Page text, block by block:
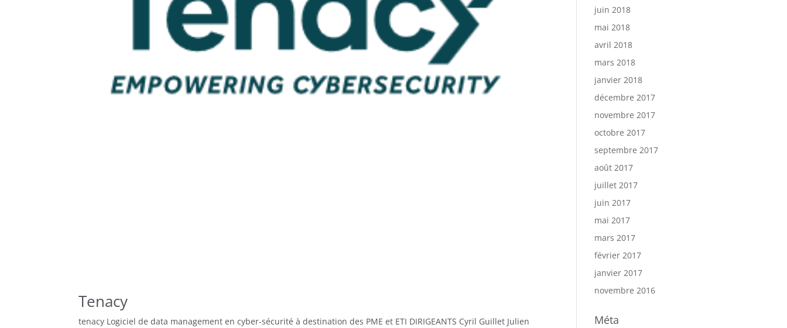
Tenacy
tenacy Logiciel de data management en cyber-sécurité à destination des PME et ETI DIRIGEANTS Cyril Guillet Julien
juin 2018
mai 2018
avril 2018
mars 2018
janvier 2018
décembre 2017
novembre 2017
octobre 2017
septembre 2017
août 2017
juillet 2017
juin 2017
mai 2017
mars 2017
février 2017
janvier 2017
novembre 2016
Méta